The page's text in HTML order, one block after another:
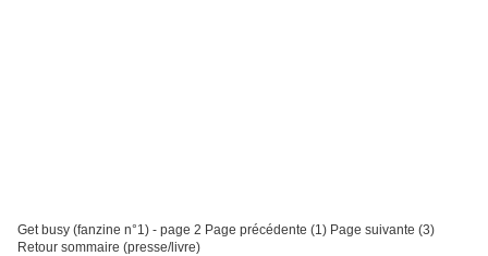
Get busy (fanzine n°1) - page 2 Page précédente (1) Page suivante (3)
Retour sommaire (presse/livre)